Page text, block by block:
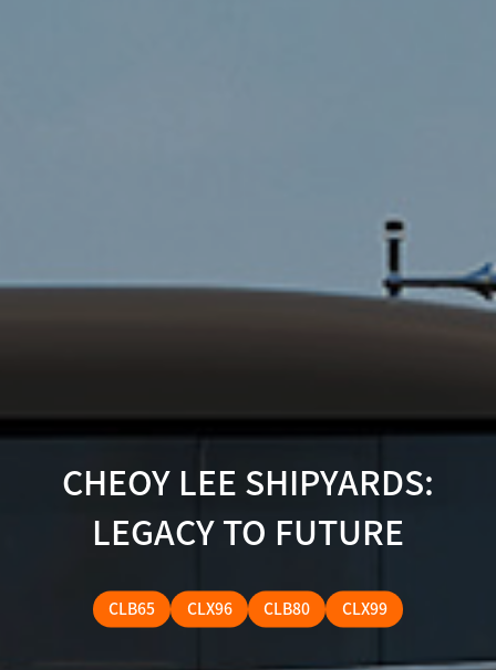
CHEOY LEE SHIPYARDS:
LEGACY TO FUTURE
CLB65 CLX96 CLB80 CLX99